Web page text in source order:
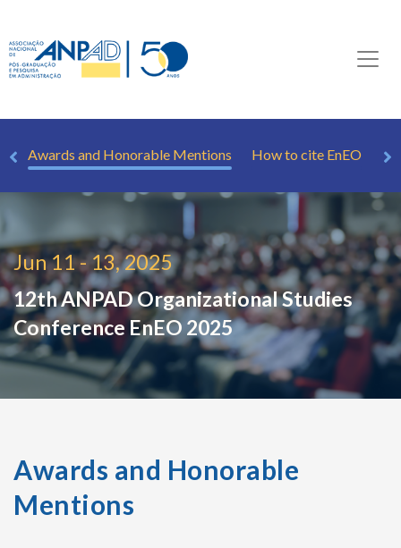
Awards and Honorable Mentions How to cite EnEO
Jun 11 - 13, 2025
12th ANPAD Organizational Studies
ConferenceEnEO 2025
Awards and Honorable
Mentions